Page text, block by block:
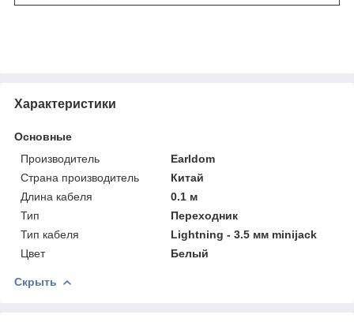
Характеристики
Основные
Производитель
Earldom
Страна производитель
Китай
Длина кабеля
0.1 м
Тип
Переходник
Тип кабеля
Lightning - 3.5 мм minijack
Цвет
Белый
Скрыть